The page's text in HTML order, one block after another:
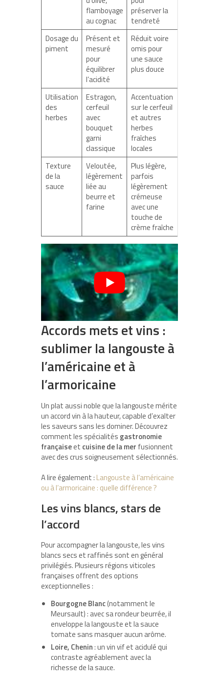
flamboyage
au cognac
préserver la
tendreté
Dosage du
piment
Présent et
mesuré
pour
équilibrer
l’acidité
Réduit voire
omis pour
une sauce
plus douce
Utilisation
des
herbes
Estragon,
cerfeuil
avec
bouquet
garni
classique
Accentuation
sur le cerfeuil
et autres
herbes
fraîches
locales
Texture
de la
sauce
Veloutée,
légèrement
liée au
beurre et
farine
Plus légère,
parfois
légèrement
crémeuse
avec une
touche de
crème fraîche
Accords mets et vins :
sublimer la langouste à
l’américaine et à
l’armoricaine
Un plat aussi noble que la langouste mérite
un accord vin à la hauteur, capable d’exalter
les saveurs sans les dominer. Découvrez
comment les spécialités gastronomie
françaiseet cuisine de la mer fusionnent
avec des crus soigneusement sélectionnés.
A lire également : Langouste à l’américaine
ou à l’armoricaine : quelle différence ?
Les vins blancs, stars de
l’accord
Pour accompagner la langouste, les vins
blancs secs et raffinés sont en général
privilégiés. Plusieurs régions viticoles
françaises offrent des options
exceptionnelles :
Bourgogne Blanc(notamment le
Meursault) : avec sa rondeur beurrée, il
enveloppe la langouste et la sauce
tomate sans masquer aucun arôme.
Loire, Chenin: un vin vif et acidulé qui
contraste agréablement avec la
richesse de la sauce.